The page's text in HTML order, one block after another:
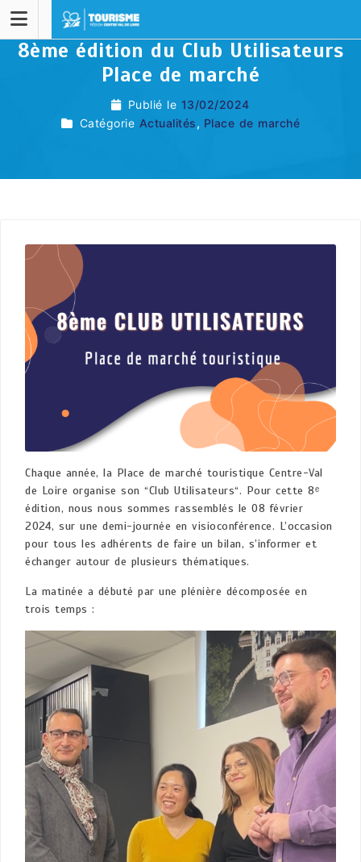
8ème édition du Club Utilisateurs
Place de marché
Publié le 13/02/2024
Catégorie Actualités, Place de marché
Chaque année, la Place de marché touristique Centre-Val
de Loire organise son “Club Utilisateurs“. Pour cette 8ᵉ
édition, nous nous sommes rassemblés le 08 février
2024, sur une demi-journée en visioconférence. L’occasion
pour tous les adhérents de faire un bilan, s’informer et
échanger autour de plusieurs thématiques.
La matinée a débuté par une plénière décomposée en
trois temps :